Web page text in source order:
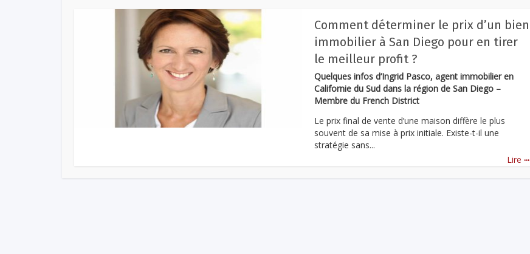
Comment déterminer le prix d’un bien
immobilier à San Diego pour en tirer
le meilleur profit ?
Quelques infos d’Ingrid Pasco, agent immobilier en
Californie du Sud dans la région de San Diego –
Membre du French District
Le prix final de vente d’une maison diffère le plus
souvent de sa mise à prix initiale. Existe-t-il une
stratégie sans...
Lire ...